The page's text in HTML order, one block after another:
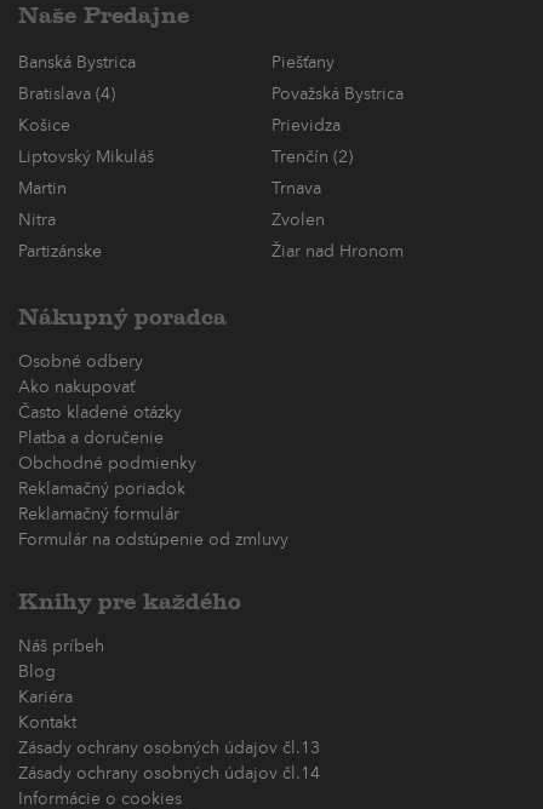
Naše Predajne
Banská Bystrica
Piešťany
Bratislava (4)
Považská Bystrica
Košice
Prievidza
Liptovský Mikuláš
Trenčín (2)
Martin
Trnava
Nitra
Zvolen
Partizánske
Žiar nad Hronom
Nákupný poradca
Osobné odbery
Ako nakupovať
Často kladené otázky
Platba a doručenie
Obchodné podmienky
Reklamačný poriadok
Reklamačný formulár
Formulár na odstúpenie od zmluvy
Knihy pre každého
Náš príbeh
Blog
Kariéra
Kontakt
Zásady ochrany osobných údajov čl.13
Zásady ochrany osobných údajov čl.14
Informácie o cookies